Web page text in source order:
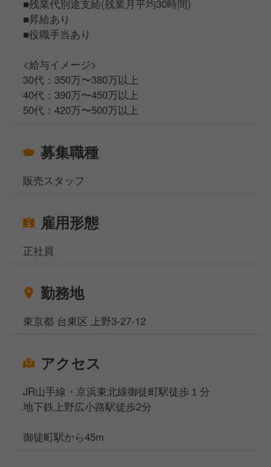
■残業代別途支給(残業月平均30時間)
■昇給あり
■役職手当あり
<給与イメージ>
30代：350万〜380万以上
40代：390万〜450万以上
50代：420万〜500万以上
募集職種
販売スタッフ
雇用形態
正社員
勤務地
東京都 台東区 上野3-27-12
アクセス
JR山手線・京浜東北線御徒町駅徒歩１分
地下鉄上野広小路駅徒歩2分
御徒町駅から45m